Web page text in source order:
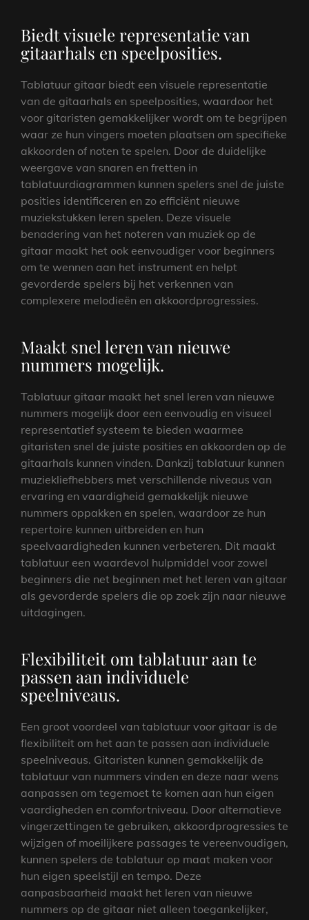
Biedt visuele representatie van
gitaarhals en speelposities.
Tablatuur gitaar biedt een visuele representatie
van de gitaarhals en speelposities, waardoor het
voor gitaristen gemakkelijker wordt om te begrijpen
waar ze hun vingers moeten plaatsen om specifieke
akkoorden of noten te spelen. Door de duidelijke
weergave van snaren en fretten in
tablatuurdiagrammen kunnen spelers snel de juiste
posities identificeren en zo efficiënt nieuwe
muziekstukken leren spelen. Deze visuele
benadering van het noteren van muziek op de
gitaar maakt het ook eenvoudiger voor beginners
om te wennen aan het instrument en helpt
gevorderde spelers bij het verkennen van
complexere melodieën en akkoordprogressies.
Maakt snel leren van nieuwe
nummers mogelijk.
Tablatuur gitaar maakt het snel leren van nieuwe
nummers mogelijk door een eenvoudig en visueel
representatief systeem te bieden waarmee
gitaristen snel de juiste posities en akkoorden op de
gitaarhals kunnen vinden. Dankzij tablatuur kunnen
muziekliefhebbers met verschillende niveaus van
ervaring en vaardigheid gemakkelijk nieuwe
nummers oppakken en spelen, waardoor ze hun
repertoire kunnen uitbreiden en hun
speelvaardigheden kunnen verbeteren. Dit maakt
tablatuur een waardevol hulpmiddel voor zowel
beginners die net beginnen met het leren van gitaar
als gevorderde spelers die op zoek zijn naar nieuwe
uitdagingen.
Flexibiliteit om tablatuur aan te
passen aan individuele
speelniveaus.
Een groot voordeel van tablatuur voor gitaar is de
flexibiliteit om het aan te passen aan individuele
speelniveaus. Gitaristen kunnen gemakkelijk de
tablatuur van nummers vinden en deze naar wens
aanpassen om tegemoet te komen aan hun eigen
vaardigheden en comfortniveau. Door alternatieve
vingerzettingen te gebruiken, akkoordprogressies te
wijzigen of moeilijkere passages te vereenvoudigen,
kunnen spelers de tablatuur op maat maken voor
hun eigen speelstijl en tempo. Deze
aanpasbaarheid maakt het leren van nieuwe
nummers op de gitaar niet alleen toegankelijker,